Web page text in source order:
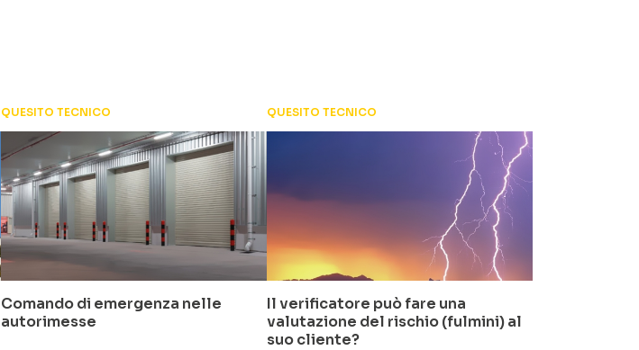
QUESITO TECNICO
Comando di emergenza nelle
autorimesse
QUESITO TECNICO
Il verificatore può fare una
valutazione del rischio (fulmini) al
suo cliente?